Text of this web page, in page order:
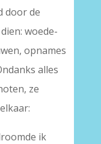
door de
woede-
opnames
alles
ze
ik